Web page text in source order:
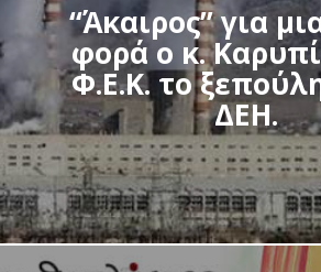
“Άκαιρος” για
φορά ο κ.
Φ.Ε.Κ. το
ΔΕΗ.